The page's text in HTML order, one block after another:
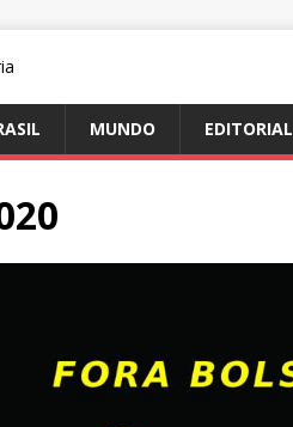
MUNDO EDITORIAL